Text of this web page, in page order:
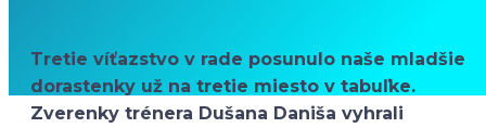
Tretie víťazstvo v rade posunulo naše mladšie
dorastenky už na tretie miesto v tabuľke.
Zverenky trénera Dušana Daniša vyhrali